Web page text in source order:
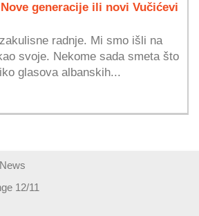
Nove generacije ili novi Vučićevi
radnje. Mi smo išli na
svoje. Nekome sada smeta što
glasova albanskih...
12/11